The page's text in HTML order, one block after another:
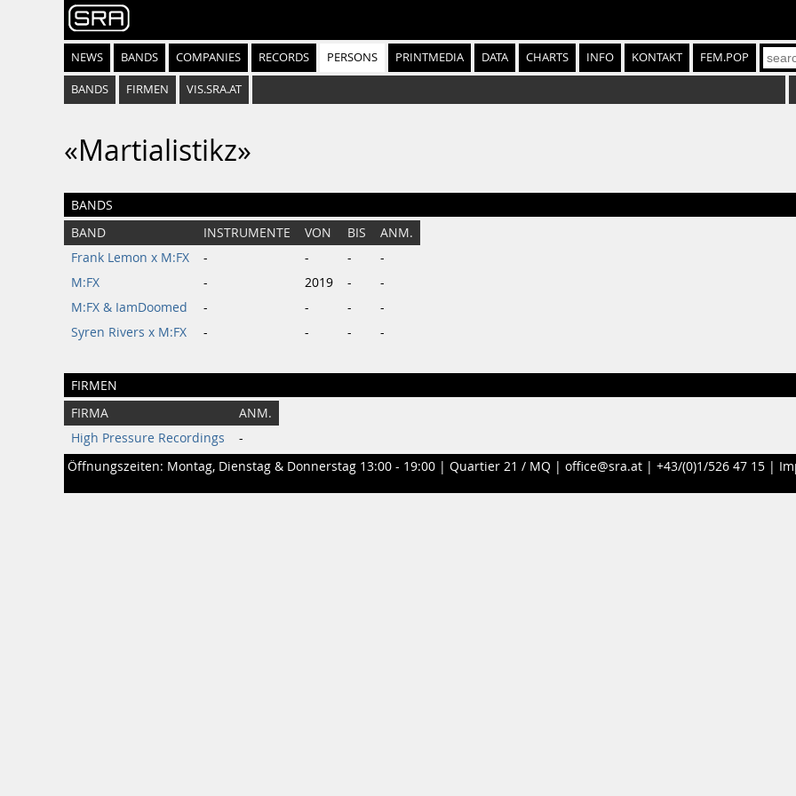
NEWS BANDS COMPANIES RECORDS PERSONS PRINTMEDIA DATA CHARTS INFO KONTAKT FEM.POP
BANDS FIRMEN VIS.SRA.AT
«Martialistikz»
BANDS
BAND INSTRUMENTE VON BIS
ANM.
Frank Lemon x M:FX
- - -
-
M:FX
- 2019 -
-
M:FX & IamDoomed
- - -
-
Syren Rivers x M:FX
- - - -
FIRMEN
FIRMA
ANM.
High Pressure Recordings
-
Öffnungszeiten: Montag, Dienstag & Donnerstag 13:00 - 19:00 | Quartier 21 / MQ | office@sra.at | +43/(0)1/526 47 15 |